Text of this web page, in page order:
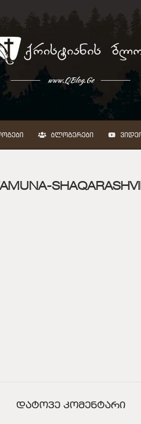
www.QBlog.Ge
ᲑᲚᲝᲒᲔᲠᲔᲑᲘ
ᲓᲐᲢᲝᲕᲔ ᲙᲝᲛᲔᲜᲢᲐᲠᲘ